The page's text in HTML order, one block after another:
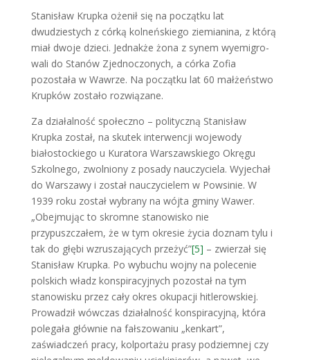
Stanisław Krupka oże­nił się na początku lat
dwudziestych z córką kolneńskiego ziemianina, z którą
miał dwoje dzieci. Jednakże żona z synem wyemigro­
wali do Stanów Zjednoczonych, a cór­ka Zofia
pozostała w Wawrze. Na początku lat 60 małżeństwo
Krupków zostało rozwiązane.
Za działalność społeczno – polityczną Stani­sław
Krupka został, na skutek interwencji wo­jewody
białostockiego u Kuratora Warszawskiego Okręgu
Szkolnego, zwolniony z posady nauczyciela. Wyjechał
do Warszawy i zo­stał nauczycielem w Powsinie. W
1939 roku został wybrany na wójta gminy Wawer.
„Obejmując to skromne stanowisko nie
przypuszczałem, że w tym okresie życia doznam tylu i
tak do głębi wzruszających przeżyć”[5] – zwierzał się
Stanisław Krupka. Po wybuchu wojny na polecenie
polskich władz konspiracyjnych pozostał na tym
stanowisku przez cały okres okupacji hitlerowskiej.
Prowadził wówczas działalność konspiracyjną, która
polegała głównie na fałszowaniu „kenkart”,
zaświadczeń pracy, kolportażu prasy podziemnej czy